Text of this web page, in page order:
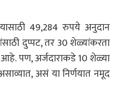
49,284 रुपये अनुदान
दुप्पट, तर 30 शेळ्यांकरता
पण, अर्जदाराकडे 10 शेळ्या
असं या निर्णयात नमूद